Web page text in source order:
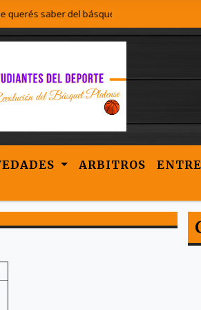
saber del básquet Platense lo encontrás
ARBITROS